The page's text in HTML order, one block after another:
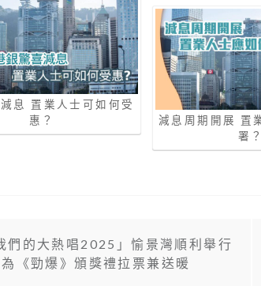
息 置業人士可如何受
惠？
減息周期開展 置
署？
們的大熱唱2025」愉景灣順利舉行
《勁爆》頒獎禮拉票兼送暖